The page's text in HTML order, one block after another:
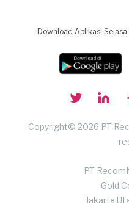
Download Aplikasi Sejasa
Copyright© 2026 PT
PT
Gold
Jakarta